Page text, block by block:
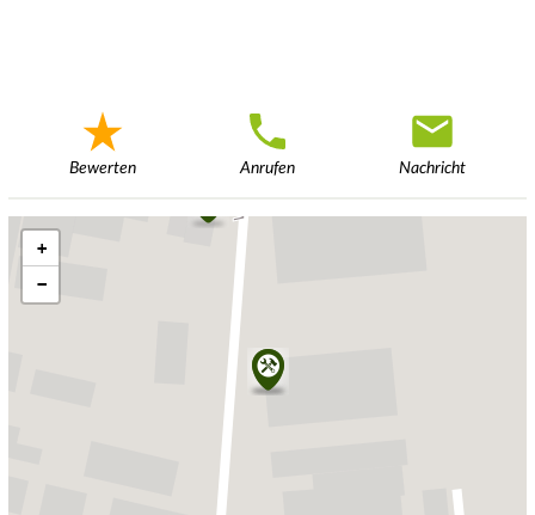
Bewerten Anrufen Nachricht
+
−